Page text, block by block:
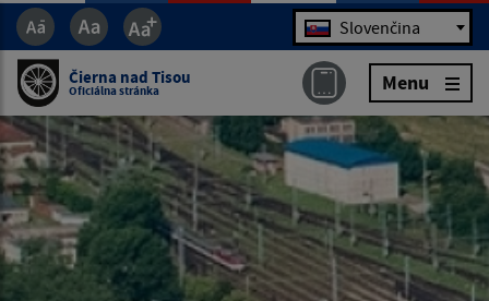
Jazyk Slovenčina
Čierna nad Tisou
Oficiálna stránka Menu